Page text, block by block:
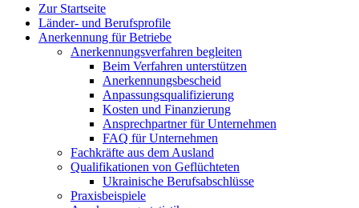
Zur Startseite
Länder- und Berufsprofile
Anerkennung für Betriebe
Anerkennungsverfahren begleiten
Beim Verfahren unterstützen
Anerkennungsbescheid
Anpassungsqualifizierung
Kosten und Finanzierung
Ansprechpartner für Unternehmen
FAQ für Unternehmen
Fachkräfte aus dem Ausland
Qualifikationen von Geflüchteten
Ukrainische Berufsabschlüsse
Praxisbeispiele